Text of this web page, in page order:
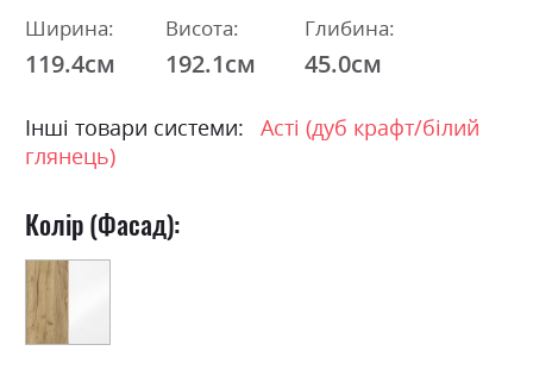
Ширина:
119.4см
Висота:
192.1см
Глибина:
45.0см
Інші товари системи:
Асті (дуб крафт/білий
глянець)
Колір (Фасад):